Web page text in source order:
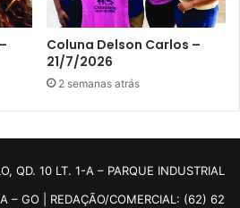
Coluna Delson Carlos –
21/7/2026
2 semanas atrás
QD. 10 LT. 1-A – PARQUE INDUSTRIAL
– GO | REDAÇÃO/COMERCIAL: (62) 62